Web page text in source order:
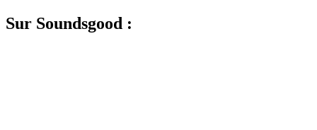
Sur Soundsgood :